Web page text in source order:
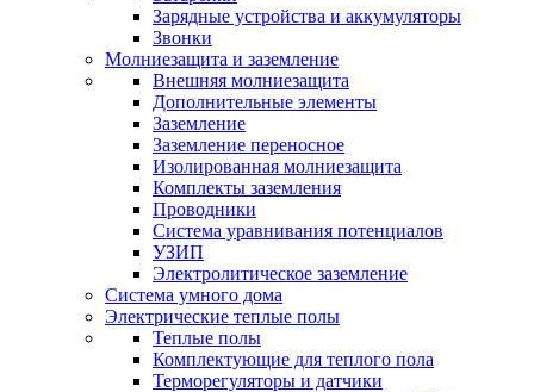
Зарядные устройства и аккумуляторы
Звонки
Молниезащита и заземление
Внешняя молниезащита
Дополнительные элементы
Заземление
Заземление переносное
Изолированная молниезащита
Комплекты заземления
Проводники
Система уравнивания потенциалов
УЗИП
Электролитическое заземление
Система умного дома
Электрические теплые полы
Теплые полы
Комплектующие для теплого пола
Терморегуляторы и датчики